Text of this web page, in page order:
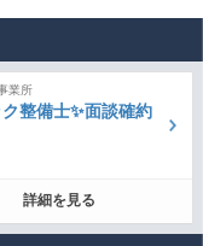
業所
整備士✨面談確約
詳細を見る